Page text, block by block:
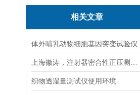
相关文章
体外哺乳动物细胞基因突变试验仪
织物透湿量测试仪使用环境